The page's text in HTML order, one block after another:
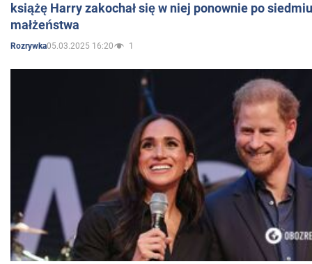
książę Harry zakochał się w niej ponownie po
małżeństwa
Rozrywka05.03.2025 16:20 1